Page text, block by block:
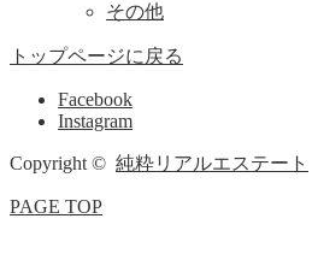
その他
トップページに戻る
Facebook
Instagram
Copyright © 純粋リアルエステート
PAGE TOP